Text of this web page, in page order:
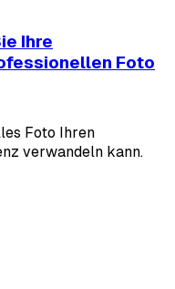
Ihre
Foto
Foto Ihren
verwandeln kann.